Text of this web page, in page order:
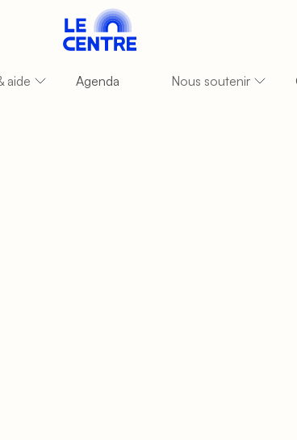
aide Agenda Nous soutenir